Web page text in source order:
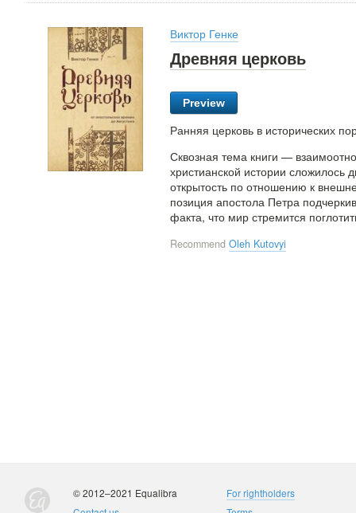
Виктор Генке
Древняя церковь
Preview
Ранняя церковь в исторических
Сквозная тема книги —
христианской истории сложилось
открытость по отношению к
позиция апостола Петра
факта, что мир стремится
Recommend Oleh Kutovyi
© 2012–2021 Equalibra
For rightholders